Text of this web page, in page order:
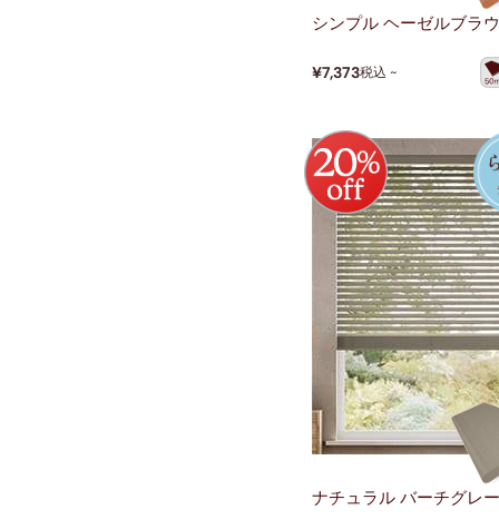
シンプル ヘーゼルブラ
¥7,373税込 ~
ナチュラル バーチグレー